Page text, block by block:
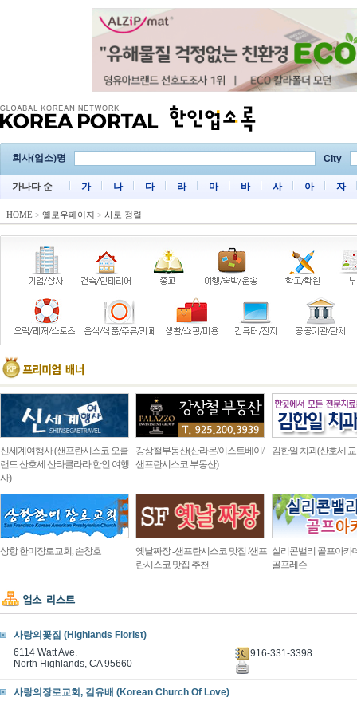
회사(업소)명 City
가나다 순 가 나 다 라 마 바 사 아 자
HOME > 옐로우페이지 > 사로 정렬
신세계여행사 (샌프란시스코 오클
랜드 산호세 산타클라라 한인 여행
사)
강상철부동산(산라몬/이스트베이/
샌프란시스코 부동산)
김한일 치과(산호세
상항 한미장로교회, 손창호
옛날짜장 -샌프란시스코 맛집 /샌프
란시스코 맛집 추천
실리콘밸리 골프아카
골프레슨
사랑의꽃집 (Highlands Florist)
6114 Watt Ave.
North Highlands, CA 95660
916-331-3398
사랑의장로교회, 김유배 (Korean Church Of Love)